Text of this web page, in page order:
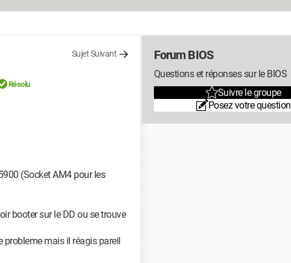
Sujet Suivant
Résolu
(Socket AM4 pour les
booter sur le DD ou se trouve
probleme mais il réagis pareil
Forum BIOS
Questions et réponses sur le BIOS
Suivre le groupe
Posez votre question